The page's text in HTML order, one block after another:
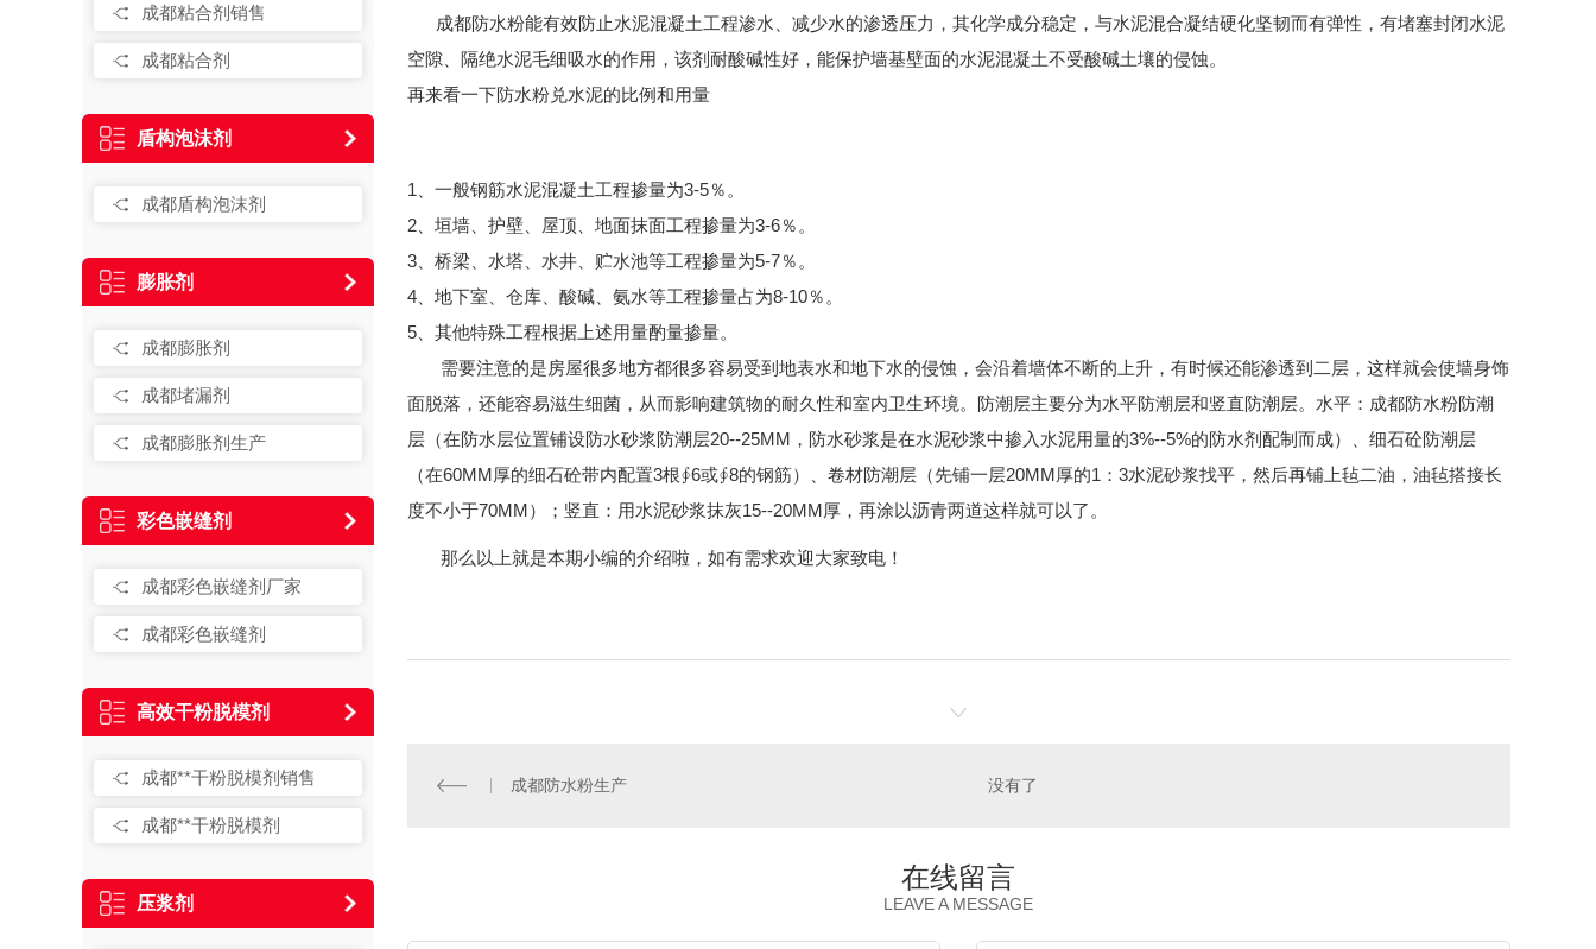
成都粘合剂销售
成都粘合剂
盾构泡沫剂
成都盾构泡沫剂
膨胀剂
成都膨胀剂
成都堵漏剂
成都膨胀剂生产
彩色嵌缝剂
成都彩色嵌缝剂厂家
成都彩色嵌缝剂
高效干粉脱模剂
成都**干粉脱模剂销售
成都**干粉脱模剂
压浆剂
成都防水粉能有效防止水泥混凝土工程渗水、减少水的渗透压力，其化学成分稳定，与水泥混合凝结硬化坚韧而有弹性，有堵塞封闭水泥
空隙、隔绝水泥毛细吸水的作用，该剂耐酸碱性好，能保护墙基壁面的水泥混凝土不受酸碱土壤的侵蚀。
再来看一下防水粉兑水泥的比例和用量
1、一般钢筋水泥混凝土工程掺量为3-5％。
2、垣墙、护壁、屋顶、地面抹面工程掺量为3-6％。
3、桥梁、水塔、水井、贮水池等工程掺量为5-7％。
4、地下室、仓库、酸碱、氨水等工程掺量占为8-10％。
5、其他特殊工程根据上述用量酌量掺量。
需要注意的是房屋很多地方都很多容易受到地表水和地下水的侵蚀，会沿着墙体不断的上升，有时候还能渗透到二层，这样就会使墙身饰
面脱落，还能容易滋生细菌，从而影响建筑物的耐久性和室内卫生环境。防潮层主要分为水平防潮层和竖直防潮层。水平：成都防水粉防潮
层（在防水层位置铺设防水砂浆防潮层20--25MM，防水砂浆是在水泥砂浆中掺入水泥用量的3%--5%的防水剂配制而成）、细石砼防潮层
（在60MM厚的细石砼带内配置3根∮6或∮8的钢筋）、卷材防潮层（先铺一层20MM厚的1：3水泥砂浆找平，然后再铺上毡二油，油毡搭接长
度不小于70MM）；竖直：用水泥砂浆抹灰15--20MM厚，再涂以沥青两道这样就可以了。
那么以上就是本期小编的介绍啦，如有需求欢迎大家致电！
成都防水粉生产 没有了
在线留言
LEAVE A MESSAGE